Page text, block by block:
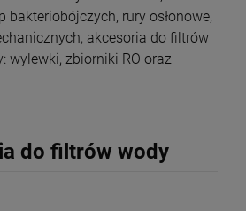
bakteriobójczych, rury osłonowe,
akcesoria do filtrów
wylewki, zbiorniki RO oraz
do filtrów wody